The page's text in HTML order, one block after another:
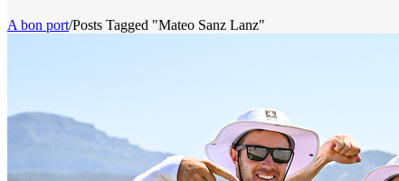
A bon port/Posts Tagged "Mateo Sanz Lanz"